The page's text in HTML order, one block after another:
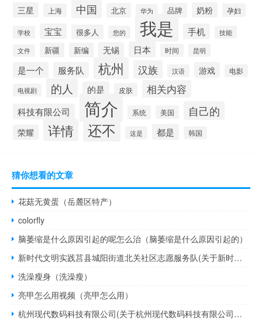
三星 上海 中国 北京 华为 品牌 奶粉 孕妇
学校 宝宝 很多人 您的 我是 手机 技能
文件 新疆 新编 无锡 日本 时间 昆明
是一个 服务队 杭州 汉族 汉语 游戏 电影
电视剧 的人 的是 皮肤 相关内容
科技有限公司 简介 系统 美国 自己的
荣耀 详情 还不 这是 都是 韩国
猜你想看的文章
花菇无黄蛋（岳麓区特产）
colorfly
脑萎缩是什么原因引起的呢怎么治（脑萎缩是什么原因引起的）
新时代文明实践莒县城阳街道北关社区志愿服务队(关于新时代文明实践莒县城阳街道北关社区志愿服务队的简介)
洗澡瘦身（洗澡瘦）
亮甲怎么用视频（亮甲怎么用）
杭州现代数码科技有限公司(关于杭州现代数码科技有限公司的简介)